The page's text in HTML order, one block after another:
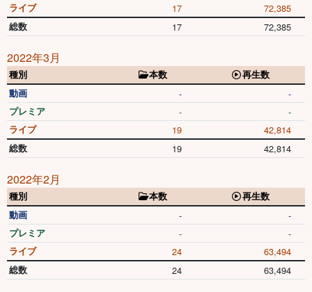
ライブ 17 72,385
総数 17 72,385
2022年3月
種別 本数
再生数
動画
- -
プレミア - -
ライブ 19 42,814
総数 19 42,814
2022年2月
種別 本数
再生数
動画
- -
プレミア - -
ライブ 24 63,494
総数 24 63,494